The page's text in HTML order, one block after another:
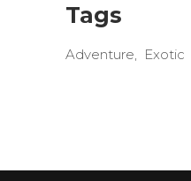
Tags
Adventure Exotic